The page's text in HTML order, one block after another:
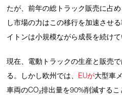
たが、前年の総トラック販売に占
し市場の力はこの移行を加速させ
イトンは小規模ながら成長を続けて
現在、電動トラックの生産と販売
る。しかし欧州では、 EUが大型車
車両のCO₂排出量を90%削減する